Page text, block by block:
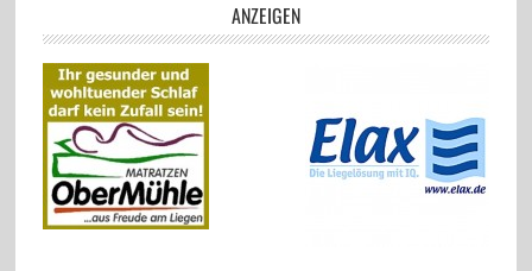
ANZEIGEN